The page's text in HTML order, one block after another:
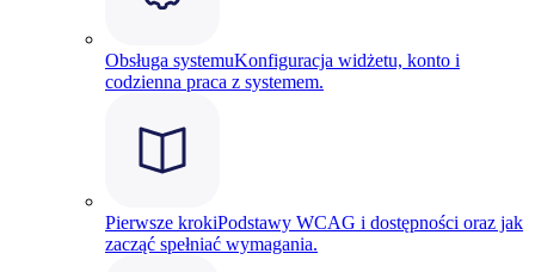
Obsługa systemuKonfiguracja widżetu, konto i
codzienna praca z systemem.
Pierwsze krokiPodstawy WCAG i dostępności oraz jak
zacząć spełniać wymagania.